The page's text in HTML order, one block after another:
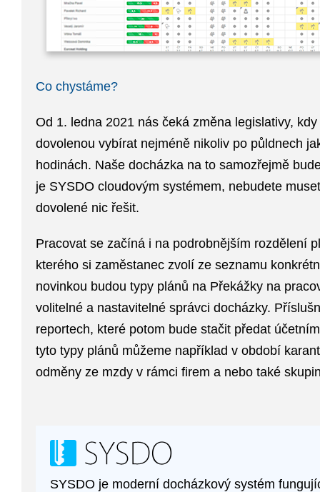
Co chystáme?
Od 1. ledna 2021 nás čeká změna legislativy,
dovolenou vybírat nejméně nikoliv po půldnech
hodinách. Naše docházka na to samozřejmě
je SYSDO cloudovým systémem, nebudete
dovolené nic řešit.
Pracovat se začíná i na podrobnějším rozdělení
kterého si zaměstanec zvolí ze seznamu
novinkou budou typy plánů na Překážky na
volitelné a nastavitelné správci docházky.
reportech, které potom bude stačit předat
tyto typy plánů můžeme například v období
odměny ze mzdy v rámci firem a nebo také
SYSDO je moderní docházkový systém